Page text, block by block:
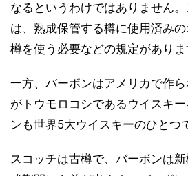
なるというわけではありません
は、熟成保管する樽に使用済み
樽を使う必要などの規定がありま
一方、バーボンはアメリカで作
がトウモロコシであるウイスキ
ンも世界5大ウイスキーのひとつ
スコッチは古樽で、バーボンは